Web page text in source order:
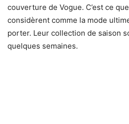
couverture de Vogue. C’est ce
considèrent comme la mode
porter. Leur collection de saison
quelques semaines.